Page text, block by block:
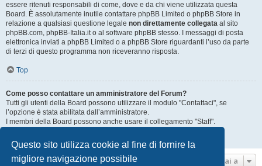
Questo sito utilizza cookie al fine di fornire la
migliore navigazione possibile
essere ritenuti responsabili di come, dove e da chi viene utilizzata questa
Board. È assolutamente inutile contattare phpBB Limited o phpBB Store in
relazione a qualsiasi questione legale non direttamente collegata al sito
phpBB.com, phpBB-Italia.it o al software phpBB stesso. I messaggi di posta
elettronica inviati a phpBB Limited o a phpBB Store riguardanti l’uso da parte
di terzi di questo programma non riceveranno risposta.
Top
Come posso contattare un amministratore del Forum?
Tutti gli utenti della Board possono utilizzare il modulo "Contattaci", se
l’opzione è stata abilitata dall’amministratore.
I membri della Board possono anche usare il collegamento "Staff".
Top
Vai a